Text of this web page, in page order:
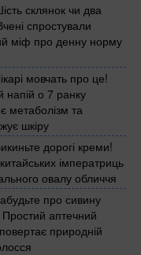
склянок чи два
спростували
міф про денну норму
мовчать про це!
напій о 7 ранку
метаболізм та
шкіру
дорогі креми!
імператриць
овалу обличчя
про сивину
аптечний
повертає природній